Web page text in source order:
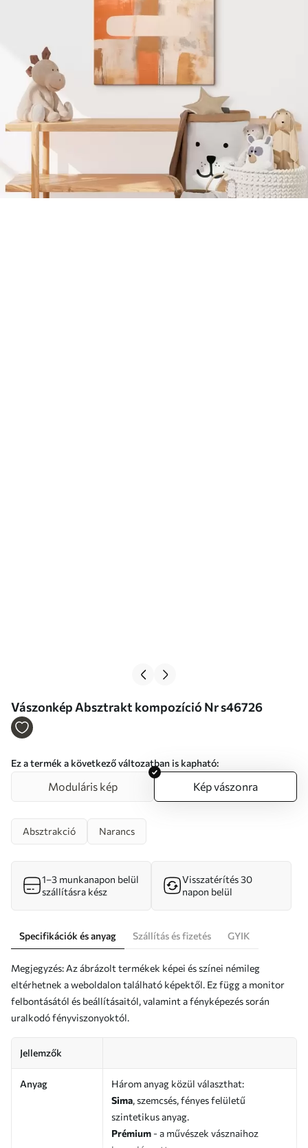
Vászonkép Absztrakt kompozíció Nr s46726
Ez a termék a következő változatban is kapható:
Moduláris kép Kép vászonra
Absztrakció Narancs
1–3 munkanapon belül
szállításra kész
Visszatérítés 30
napon belül
Specifikációk és anyag Szállítás és fizetés GYIK
Megjegyzés: Az ábrázolt termékek képei és színei némileg
eltérhetnek a weboldalon található képektől. Ez függ a monitor
felbontásától és beállításaitól, valamint a fényképezés során
uralkodó fényviszonyoktól.
Jellemzők
Anyag
Három anyag közül választhat:
Sima, szemcsés, fényes felületű
szintetikus anyag.
Prémium - a művészek vásznaihoz